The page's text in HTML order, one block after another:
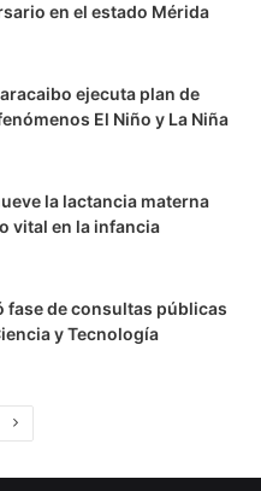
en el estado Mérida
ejecuta plan de
El Niño y La Niña
la lactancia materna
vital en la infancia
fase de consultas públicas
y Tecnología